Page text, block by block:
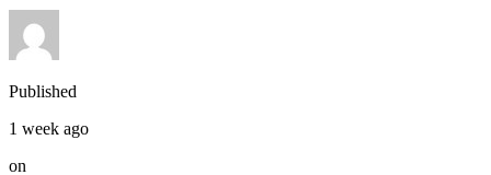
Published
1 week ago
on